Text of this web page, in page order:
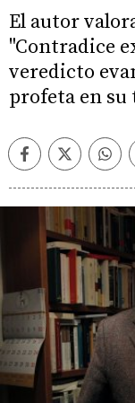
El autor
"Contradice
veredicto
profeta en su
FacebookTwitter